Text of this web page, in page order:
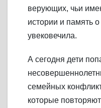
верующих, чьи
истории и память
увековечила.
А сегодня дети
семейных
которые